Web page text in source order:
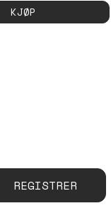
KJØP
REGISTRER